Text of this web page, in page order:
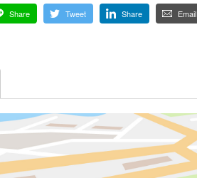
Share Tweet Share Email